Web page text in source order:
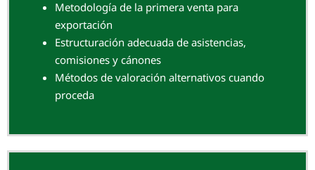
Metodología de la primera venta para
exportación
Estructuración adecuada de asistencias,
comisiones y cánones
Métodos de valoración alternativos cuando
proceda